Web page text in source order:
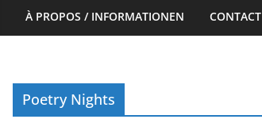
À PROPOS / INFORMATIONEN CONTACT
Poetry Nights